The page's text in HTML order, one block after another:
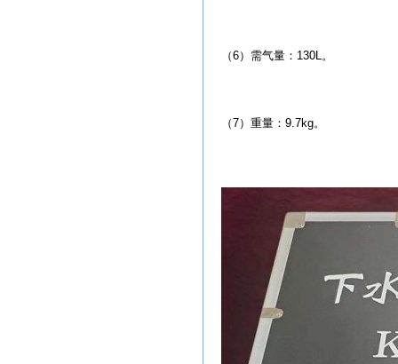
（6）需气量：130L。
（7）重量：9.7kg。